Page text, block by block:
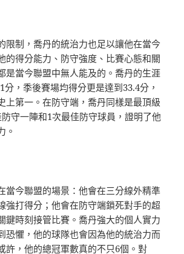
限制，喬丹的統治力也足以讓他在當今
的得分能力、防守強度、比賽心態和關
是當今聯盟中無人能及的。喬丹的生涯
分，季後賽場均得分更是達到33.4分，
上第一。在防守端，喬丹同樣是最頂級
守一陣和1次最佳防守球員，證明了他
。
當今聯盟的場景：他會在三分線外精準
強打得分；他會在防守端鎖死對手的超
鍵時刻接管比賽。喬丹強大的個人實力
恐懼，他的球隊也會因為他的統治力而
許，他的總冠軍數真的不只6個。對